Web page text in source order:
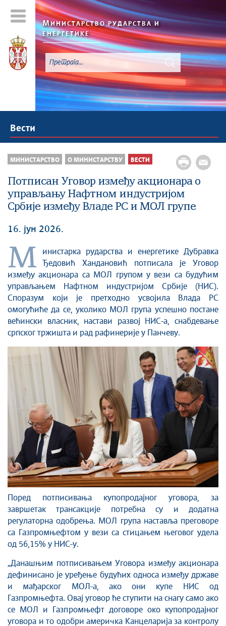
МИНИСТАРСТВО РУДАРСТВА И
ЕНЕРГЕТИКЕ
Вести
МИНИСТАРСТВО О МИНИСТАРСТВУ ВЕСТИ
Потписан Уговор између акционара о
управљању Нафтном индустријом
Србије између Владе РС и МОЛ групе
16. јун 2026.
М
инистарка рударства и енергетике Дубравка
Ђедовић Хандановић потписала је Уговор
између акционара са МОЛ групом у вези са будућим
управљањем Нафтном индустријом Србије (НИС).
Споразум који је претходно усвојила Влада РС
омогућиће да се, уколико МОЛ група успешно постане
већински власник, настави развој НИС-а, снабдевање
српског тржишта и рад рафинерије у Панчеву.
Поред потписивања купопродајног уговора, за
завршетак трансакције потребна су и додатна
регулаторна одобрења. МОЛ група наставља преговоре
са Газпромњефтом у вези са стицањем његовог удела
од 56,15% у НИС-у.
„Данашњим потписивањем Уговора између акционара
дефинисано је уређење будућих односа између државе
и мађарског МОЛ-а, ако они купе НИС од
Газпромњефта. Овај уговор ће ступити на снагу само ако
се МОЛ и Газпромњефт договоре око купопродајног
уговора и то одобри америчка Канцеларија за контролу